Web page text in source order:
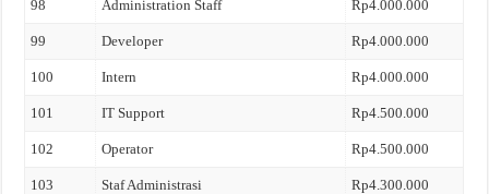
98 Administration Staff Rp4.000.000
99 Developer Rp4.000.000
100 Intern Rp4.000.000
101 IT Support Rp4.500.000
102 Operator Rp4.500.000
103 Staf Administrasi Rp4.300.000